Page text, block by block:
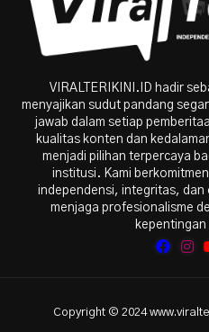
VIRALTERIKINI.ID hadir
menyajikan sudut pandang
jawab dalam setiap
kualitas konten dan
menjadi pilihan terpercaya
institusi. Kami
independensi, integritas,
menjaga profesionalisme
kepentingan
Copyright © 2024